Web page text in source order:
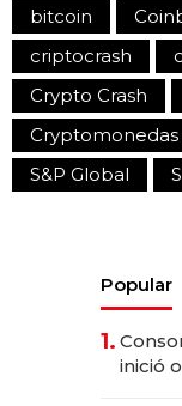
bitcoin
criptocrash
Crypto Crash
Cryptomonedas
S&P Global
Popular
1.
inició